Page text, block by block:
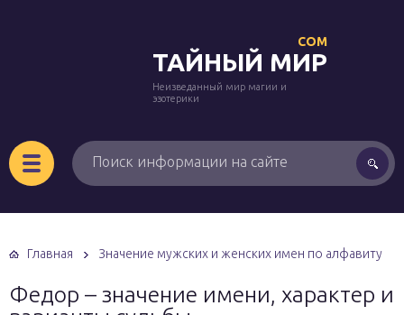
ТАЙНЫЙ МИР
COM
Неизведанный мир магии и
эзотерики
Главная Значение мужских и женских имен по алфавиту
Федор – значение имени, характер и